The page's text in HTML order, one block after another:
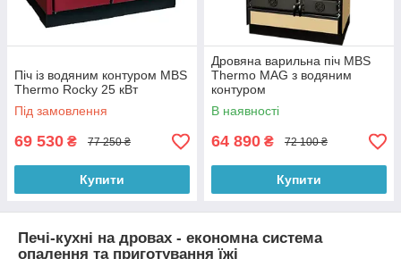
Піч із водяним контуром MBS
Thermo Rocky 25 кВт
Під замовлення
69 530 ₴ 77 250 ₴
Купити
Дровяна варильна піч MBS
Thermo MAG з водяним
контуром
В наявності
64 890 ₴ 72 100 ₴
Купити
Печі-кухні на дровах - економна система
опалення та приготування їжі